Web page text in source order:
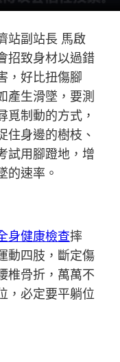
站副站長 馬啟
招致身材以過錯
，好比扭傷腳
產生滑墜，要測
覓制動的方式，
住身邊的樹枝、
試用腳蹬地，增
的速率。
身健康檢查摔
動四肢，斷定傷
椎骨折，萬萬不
，必定要平躺位